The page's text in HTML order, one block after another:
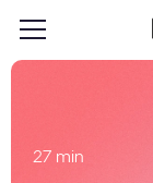
27 min